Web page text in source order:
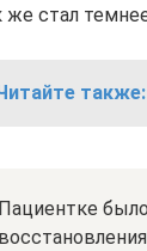
же стал
также:
Пациентке